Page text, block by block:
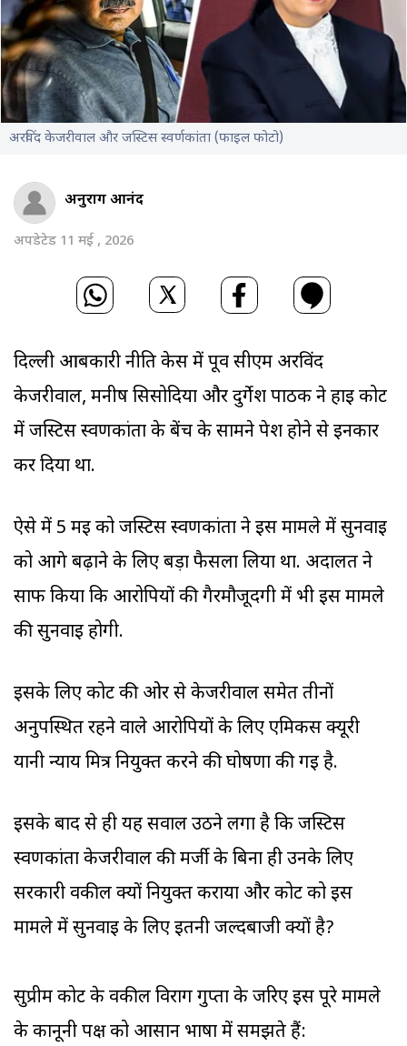
अरविंद केजरीवाल और जस्टिस स्वर्णकांता (फाइल फोटो)
अनुराग आनंद
अपडेटेड 11 मई , 2026
दिल्ली आबकारी नीति केस में पूर्व सीएम अरविंद
केजरीवाल, मनीष सिसोदिया और दुर्गेश पाठक ने हाई कोर्ट
में जस्टिस स्वर्णकांता के बेंच के सामने पेश होने से इनकार
कर दिया था.
ऐसे में 5 मई को जस्टिस स्वर्णकांता ने इस मामले में सुनवाई
को आगे बढ़ाने के लिए बड़ा फैसला लिया था. अदालत ने
साफ किया कि आरोपियों की गैरमौजूदगी में भी इस मामले
की सुनवाई होगी.
इसके लिए कोर्ट की ओर से केजरीवाल समेत तीनों
अनुपस्थित रहने वाले आरोपियों के लिए एमिकस क्यूरी
यानी न्याय मित्र नियुक्त करने की घोषणा की गई है.
इसके बाद से ही यह सवाल उठने लगा है कि जस्टिस
स्वर्णकांता केजरीवाल की मर्जी के बिना ही उनके लिए
सरकारी वकील क्यों नियुक्त कराया और कोर्ट को इस
मामले में सुनवाई के लिए इतनी जल्दबाजी क्यों है?
सुप्रीम कोर्ट के वकील विराग गुप्ता के जरिए इस पूरे मामले
के कानूनी पक्ष को आसान भाषा में समझते हैं: